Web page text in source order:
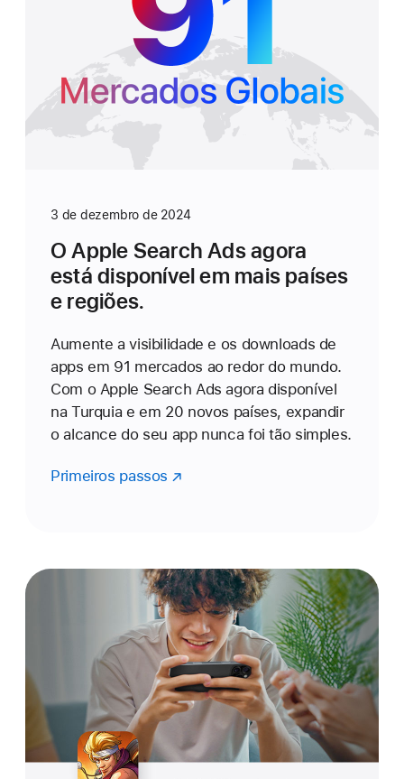
3 de dezembro de 2024
O Apple Search Ads agora
está disponível em mais países
e regiões.
Aumente a visibilidade e os downloads de
apps em 91 mercados ao redor do mundo.
Com o Apple Search Ads agora disponível
na Turquia e em 20 novos países, expandir
o alcance do seu app nunca foi tão simples.
Primeiros passos